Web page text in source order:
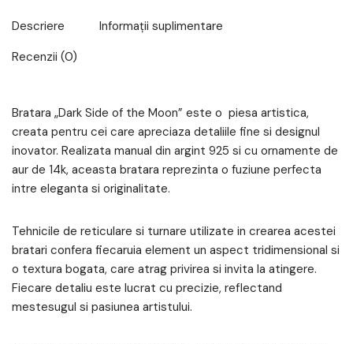
Descriere
Informații suplimentare
Recenzii (0)
Bratara „Dark Side of the Moon” este o piesa artistica,
creata pentru cei care apreciaza detaliile fine si designul
inovator. Realizata manual din argint 925 si cu ornamente de
aur de 14k, aceasta bratara reprezinta o fuziune perfecta
intre eleganta si originalitate.
Tehnicile de reticulare si turnare utilizate in crearea acestei
bratari confera fiecaruia element un aspect tridimensional si
o textura bogata, care atrag privirea si invita la atingere.
Fiecare detaliu este lucrat cu precizie, reflectand
mestesugul si pasiunea artistului.